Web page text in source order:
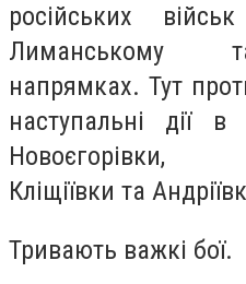
російських
Лиманському
напрямках. Тут
наступальні дії в
Новоєгорівки,
Кліщіївки та
Тривають важкі бої.